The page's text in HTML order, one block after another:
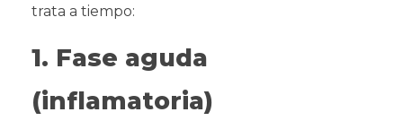
trata a tiempo:
1. Fase aguda
(inflamatoria)